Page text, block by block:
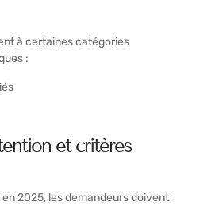
à certaines catégories
:
et critères
en 2025, les demandeurs doivent